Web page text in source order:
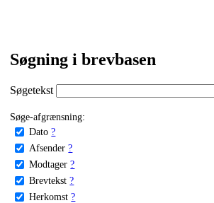
Søgning i brevbasen
Søgetekst
Søge-afgrænsning:
Dato ?
Afsender ?
Modtager ?
Brevtekst ?
Herkomst ?